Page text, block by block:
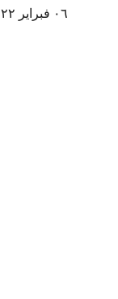
٠٦ فبراير ٢٠٢٢، ١٢:٠٠ ص – ١١:٥٥ م غرينتش+٩